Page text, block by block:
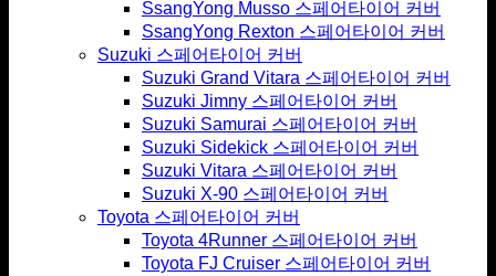
SsangYong Musso 스페어타이어 커버
SsangYong Rexton 스페어타이어 커버
Suzuki 스페어타이어 커버
Suzuki Grand Vitara 스페어타이어 커버
Suzuki Jimny 스페어타이어 커버
Suzuki Samurai 스페어타이어 커버
Suzuki Sidekick 스페어타이어 커버
Suzuki Vitara 스페어타이어 커버
Suzuki X-90 스페어타이어 커버
Toyota 스페어타이어 커버
Toyota 4Runner 스페어타이어 커버
Toyota FJ Cruiser 스페어타이어 커버